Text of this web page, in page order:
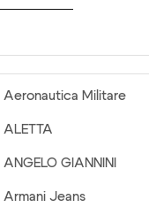
Aeronautica Militare
ALETTA
ANGELO GIANNINI
Armani Jeans